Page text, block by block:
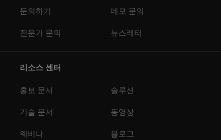
문의하기 데모 문의
전문가 문의 뉴스레터
리소스 센터
홍보 문서 솔루션
기술 문서 동영상
웨비나 블로그